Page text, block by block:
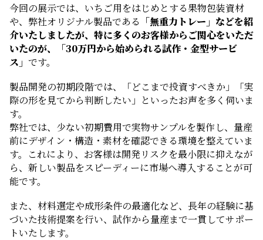
今回の展示では、いちご用をはじめとする果物包装資材
や、弊社オリジナル製品である 「無重力トレー」などを紹
介いたしましたが、特に多くのお客様からご関心をいただ
いたのが、「30万円から始められる試作・金型サービ
ス」 です。
製品開発の初期段階では、「どこまで投資すべきか」「実
際の形を見てから判断したい」といったお声を多く伺いま
す。
弊社では、少ない初期費用で実物サンプルを製作し、量産
前にデザイン・構造・素材を確認できる環境を整えていま
す。これにより、お客様は開発リスクを最小限に抑えなが
ら、新しい製品をスピーディーに市場へ導入することが可
能です。
また、材料選定や成形条件の最適化など、長年の経験に基
づいた技術提案を行い、試作から量産まで一貫してサポー
トいたします。